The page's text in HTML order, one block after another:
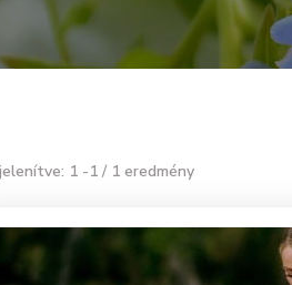
1 -1 / 1 eredmény